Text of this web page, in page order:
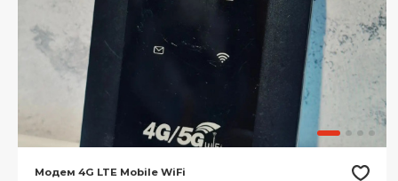
Модем 4G LTE Mobile WiFi